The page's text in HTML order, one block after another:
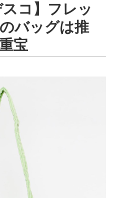
スコ】フレッ
バッグは推
宝